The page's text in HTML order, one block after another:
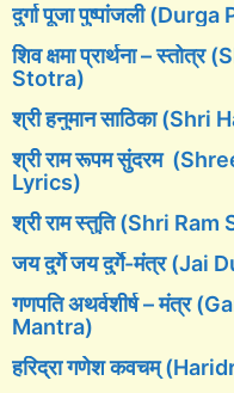
दुर्गा पूजा पुष्पांजली
शिव क्षमा प्रार्थना –
Stotra)
श्री हनुमान साठिका
श्री राम रूपम सुंदरम
Lyrics)
श्री राम स्तुति (Shri
जय दुर्गे जय दुर्गे-मंत्र
गणपति अथर्वशीर्ष – मंत्र
Mantra)
हरिद्रा गणेश कवचम्